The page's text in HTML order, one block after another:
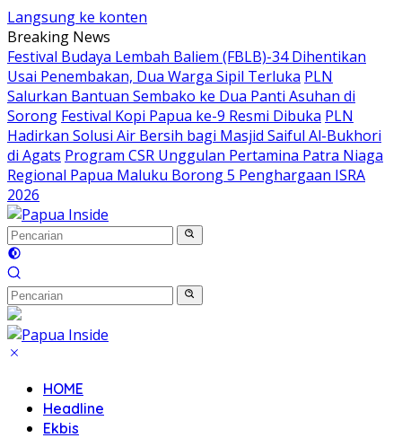
Langsung ke konten
Breaking News
Festival Budaya Lembah Baliem (FBLB)-34 Dihentikan
Usai Penembakan, Dua Warga Sipil Terluka PLN
Salurkan Bantuan Sembako ke Dua Panti Asuhan di
Sorong Festival Kopi Papua ke-9 Resmi Dibuka PLN
Hadirkan Solusi Air Bersih bagi Masjid Saiful Al-Bukhori
di Agats Program CSR Unggulan Pertamina Patra Niaga
Regional Papua Maluku Borong 5 Penghargaan ISRA
2026
HOME
Headline
Ekbis